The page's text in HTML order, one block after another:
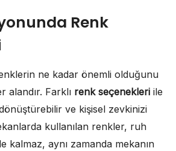
Renk
ne kadar önemli olduğunu
alandır. Farklı renk seçenekleri ile
dönüştürebilir ve kişisel zevkinizi
kullanılan renkler, ruh
kalmaz, aynı zamanda mekanın